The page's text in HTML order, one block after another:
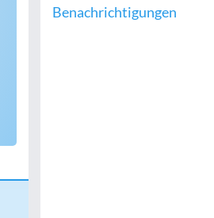
Benachrichtigungen